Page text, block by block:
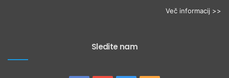
Več informacij >>
Sledite nam